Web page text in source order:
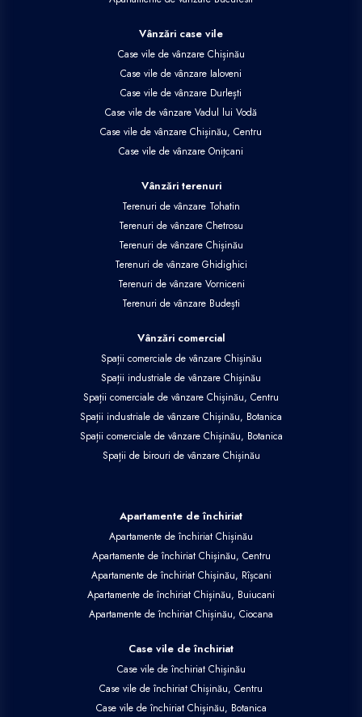
Vânzări case vile
Case vile de vânzare Chișinău
Case vile de vânzare Ialoveni
Case vile de vânzare Durlești
Case vile de vânzare Vadul lui Vodă
Case vile de vânzare Chișinău, Centru
Case vile de vânzare Onițcani
Vânzări terenuri
Terenuri de vânzare Tohatin
Terenuri de vânzare Chetrosu
Terenuri de vânzare Chișinău
Terenuri de vânzare Ghidighici
Terenuri de vânzare Vorniceni
Terenuri de vânzare Budești
Vânzări comercial
Spații comerciale de vânzare Chișinău
Spații industriale de vânzare Chișinău
Spații comerciale de vânzare Chișinău, Centru
Spații industriale de vânzare Chișinău, Botanica
Spații comerciale de vânzare Chișinău, Botanica
Spații de birouri de vânzare Chișinău
Apartamente de închiriat
Apartamente de închiriat Chișinău
Apartamente de închiriat Chișinău, Centru
Apartamente de închiriat Chișinău, Rîșcani
Apartamente de închiriat Chișinău, Buiucani
Apartamente de închiriat Chișinău, Ciocana
Case vile de închiriat
Case vile de închiriat Chișinău
Case vile de închiriat Chișinău, Centru
Case vile de închiriat Chișinău, Botanica